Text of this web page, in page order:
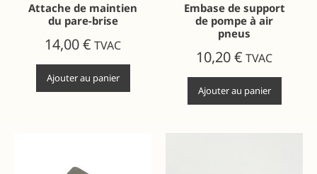
Attache de maintien
du pare-brise
14,00€ TVAC
Ajouter au panier
Embase de support
de pompe à air
pneus
10,20€ TVAC
Ajouter au panier